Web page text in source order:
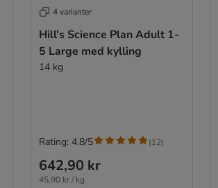
4 varianter
Hill's Science Plan Adult 1-
5 Large med kylling
14 kg
642,90 kr
45,90 kr / kg
Rating: 4.8/5 (12)